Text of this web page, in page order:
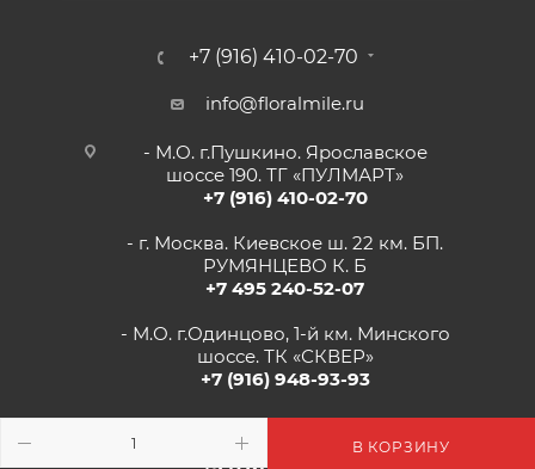
В КОРЗИНУ
+7 (916) 410-02-70
info@floralmile.ru
- М.О. г.Пушкино. Ярославское
шоссе 190. ТГ «ПУЛМАРТ»
+7 (916) 410-02-70
- г. Москва. Киевское ш. 22 км. БП.
РУМЯНЦЕВО К. Б
+7 495 240-52-07
- М.О. г.Одинцово, 1-й км. Минского
шоссе. ТК «СКВЕР»
+7 (916) 948-93-93
- г.Рязань, Солотчинское шоссе д.2
ТК «АВРОРА»